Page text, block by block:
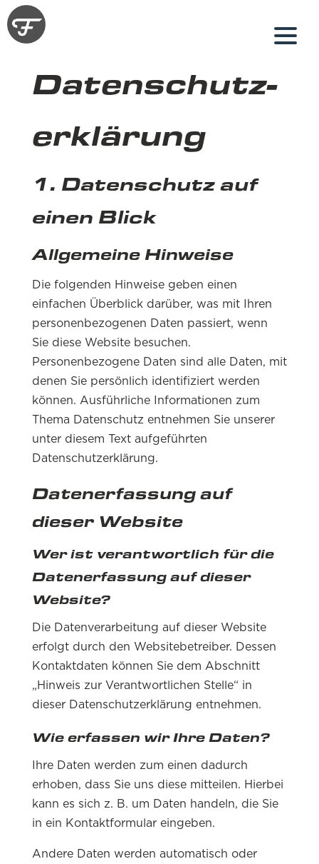
Datenschutz­
erklärung
1. Datenschutz auf
einen Blick
Allgemeine Hinweise
Die folgenden Hinweise geben einen
einfachen Überblick darüber, was mit Ihren
personenbezogenen Daten passiert, wenn
Sie diese Website besuchen.
Personenbezogene Daten sind alle Daten, mit
denen Sie persönlich identifiziert werden
können. Ausführliche Informationen zum
Thema Datenschutz entnehmen Sie unserer
unter diesem Text aufgeführten
Datenschutzerklärung.
Datenerfassung auf
dieser Website
Wer ist verantwortlich für die
Datenerfassung auf dieser
Website?
Die Datenverarbeitung auf dieser Website
erfolgt durch den Websitebetreiber. Dessen
Kontaktdaten können Sie dem Abschnitt
„Hinweis zur Verantwortlichen Stelle“ in
dieser Datenschutzerklärung entnehmen.
Wie erfassen wir Ihre Daten?
Ihre Daten werden zum einen dadurch
erhoben, dass Sie uns diese mitteilen. Hierbei
kann es sich z. B. um Daten handeln, die Sie
in ein Kontaktformular eingeben.
Andere Daten werden automatisch oder